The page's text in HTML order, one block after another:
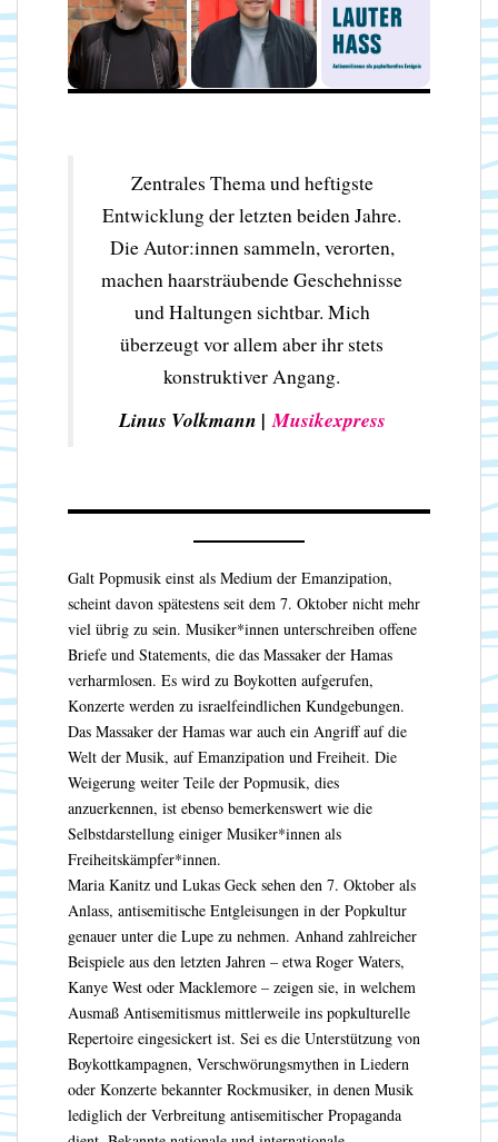
Zentrales Thema und heftigste
Entwicklung der letzten beiden Jahre.
Die Autor:innen sammeln, verorten,
machen haarsträubende Geschehnisse
und Haltungen sichtbar. Mich
überzeugt vor allem aber ihr stets
konstruktiver Angang.
Linus Volkmann |Musikexpress
Galt Popmusik einst als Medium der Emanzipation,
scheint davon spätestens seit dem 7. Oktober nicht mehr
viel übrig zu sein. Musiker*innen unterschreiben offene
Briefe und Statements, die das Massaker der Hamas
verharmlosen. Es wird zu Boykotten aufgerufen,
Konzerte werden zu israelfeindlichen Kundgebungen.
Das Massaker der Hamas war auch ein Angriff auf die
Welt der Musik, auf Emanzipation und Freiheit. Die
Weigerung weiter Teile der Popmusik, dies
anzuerkennen, ist ebenso bemerkenswert wie die
Selbstdarstellung einiger Musiker*innen als
Freiheitskämpfer*innen.
Maria Kanitz und Lukas Geck sehen den 7. Oktober als
Anlass, antisemitische Entgleisungen in der Popkultur
genauer unter die Lupe zu nehmen. Anhand zahlreicher
Beispiele aus den letzten Jahren – etwa Roger Waters,
Kanye West oder Macklemore – zeigen sie, in welchem
Ausmaß Antisemitismus mittlerweile ins popkulturelle
Repertoire eingesickert ist. Sei es die Unterstützung von
Boykottkampagnen, Verschwörungsmythen in Liedern
oder Konzerte bekannter Rockmusiker, in denen Musik
lediglich der Verbreitung antisemitischer Propaganda